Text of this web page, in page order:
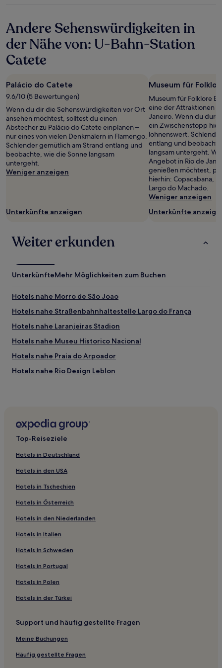
Andere Sehenswürdigkeiten in
der Nähe von: U-Bahn-Station
Catete
Palácio do Catete
9.6/10 (5 Bewertungen)
Wenn du dir die Sehenswürdigkeiten vor Ort
ansehen möchtest, solltest du einen
Abstecher zu Palácio do Catete einplanen –
nur eines von vielen Denkmälern in Flamengo.
Schlender gemütlich am Strand entlang und
beobachte, wie die Sonne langsam
untergeht.
Weniger anzeigen
Unterkünfte anzeigen
Museum für
Museum für Folklore
eine der Attraktionen
Janeiro. Wenn du
ein Zwischenstopp
lohnenswert.
entlang und
langsam untergeht.
Angebot in Rio de
genießen möchtest,
hierhin: Copacabana,
Largo do Machado.
Weniger anzeigen
Unterkünfte
Weiter erkunden
UnterkünfteMehr Möglichkeiten zum Buchen
Hotels nahe Morro de São Joao
Hotels nahe Straßenbahnhaltestelle Largo do França
Hotels nahe Laranjeiras Stadion
Hotels nahe Museu Historico Nacional
Hotels nahe Praia do Arpoador
Hotels nahe Rio Design Leblon
Hotels nahe Estádio da Gávea
Humaitá: Hotels
Vasco da Gama: Hotels
Hotels nahe Morro da Urca
Hotels nahe Rio de Janeiro Hauptbahnhof
Rio de Janeiro Hotels
Hotels nahe Boa Viagem-Strand
Hotels nahe Praia do Leblon
Hotels nahe Nationalbibliothek
Hotels nahe Paço Imperial
Gávea: Hotels
Hotels nahe U-Bahn-Station Cidade Nova
Hotels nahe Rio Sul Einkaufszentrum
Hotels nahe Saara Rio
Hotels nahe Praça Floriano Peixoto
Top-Reiseziele
Hotels in Deutschland
Hotels in den USA
Hotels in Tschechien
Hotels in Österreich
Hotels in den Niederlanden
Hotels in Italien
Hotels in Schweden
Hotels in Portugal
Hotels in Polen
Hotels in der Türkei
Support und häufig gestellte Fragen
Meine Buchungen
Häufig gestellte Fragen